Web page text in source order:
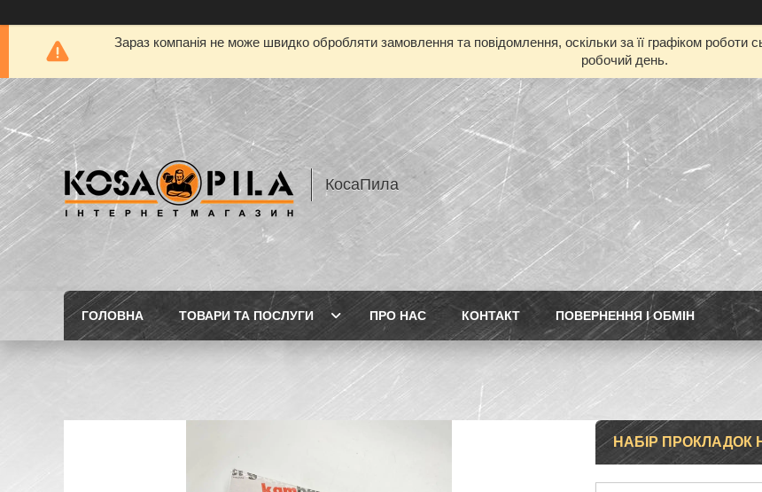
Зараз компанія не може швидко обробляти замовлення та повідомлення, оскільки за її графіком
робочий день.
КосаПила
ГОЛОВНА ТОВАРИ ТА ПОСЛУГИ ПРО НАС КОНТАКТ ПОВЕРНЕННЯ І ОБМІН
НАБІР ПРОКЛАДОК